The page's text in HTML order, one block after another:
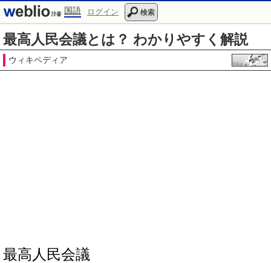
国語 ログイン 検索
最高人民会議とは？ わかりやすく解説
ウィキペディア
最高人民会議